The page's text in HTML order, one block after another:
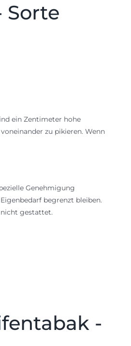
Sorte
ein Zentimeter hohe
zu pikieren. Wenn
Genehmigung
begrenzt bleiben.
nicht gestattet.
-